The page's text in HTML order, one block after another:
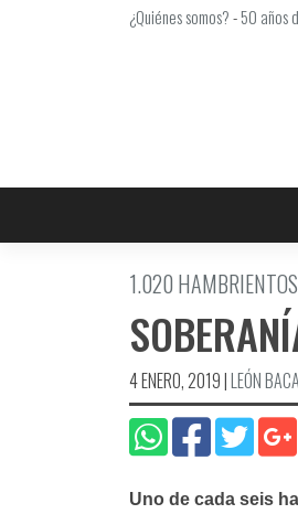
¿Quiénes somos?-50 años
1.020
4 ENERO, 2019|LEÓN
Uno de cada seis